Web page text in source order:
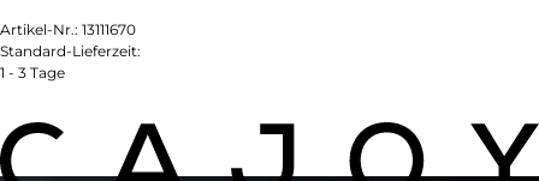
Artikel-Nr.: 13111670
Standard-Lieferzeit:
1 - 3 Tage